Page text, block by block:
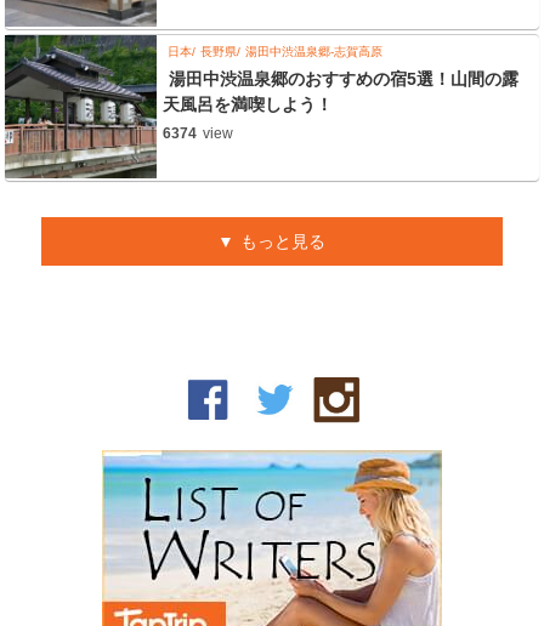
日本 長野県 湯田中渋温泉郷-志賀高原
湯田中渋温泉郷のおすすめの宿5選！山間の露
天風呂を満喫しよう！
6374 view
もっと見る